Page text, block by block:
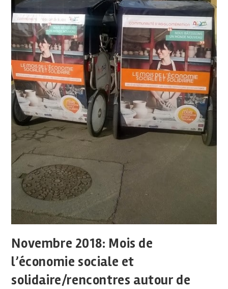
Novembre 2018: Mois de
l’économie sociale et
solidaire/rencontres autour de